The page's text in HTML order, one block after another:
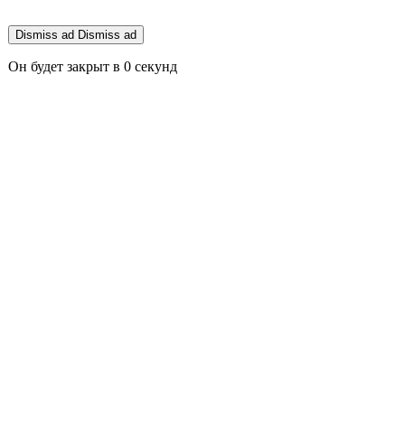
Dismiss ad Dismiss ad
Он будет закрыт в 0 секунд